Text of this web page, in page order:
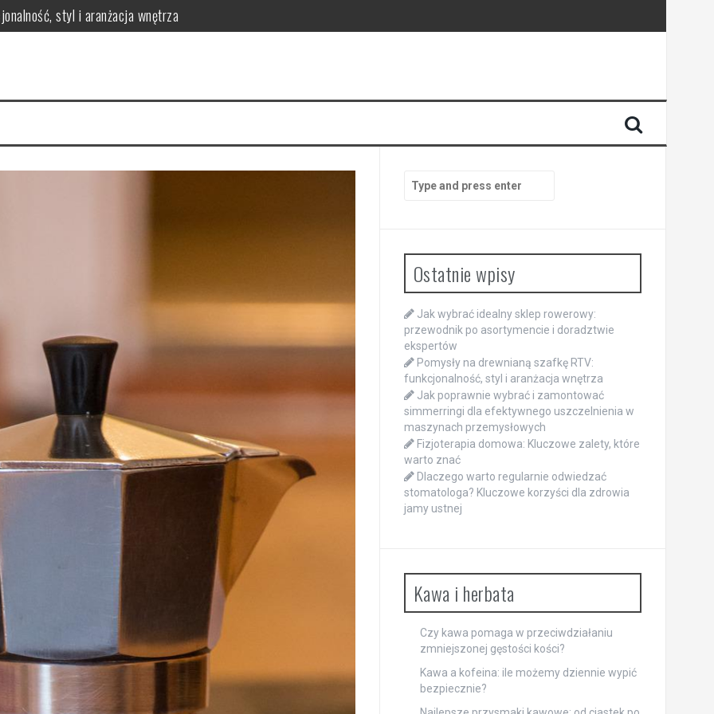
styl i aranżacja wnętrza
Kluczowe korzyści dla zdrowia jamy ustnej
przygotować zdrowy i smaczny posiłek dla malucha?
po asortymencie i doradztwie ekspertów
for:
Ostatnie wpisy
Jak wybrać idealny sklep rowerowy:
przewodnik po asortymencie i doradztwie
ekspertów
Pomysły na drewnianą szafkę RTV:
funkcjonalność, styl i aranżacja wnętrza
Jak poprawnie wybrać i zamontować
simmerringi dla efektywnego uszczelnienia w
maszynach przemysłowych
Fizjoterapia domowa: Kluczowe zalety, które
warto znać
Dlaczego warto regularnie odwiedzać
stomatologa? Kluczowe korzyści dla zdrowia
jamy ustnej
Kawa i herbata
Czy kawa pomaga w przeciwdziałaniu
zmniejszonej gęstości kości?
Kawa a kofeina: ile możemy dziennie wypić
bezpiecznie?